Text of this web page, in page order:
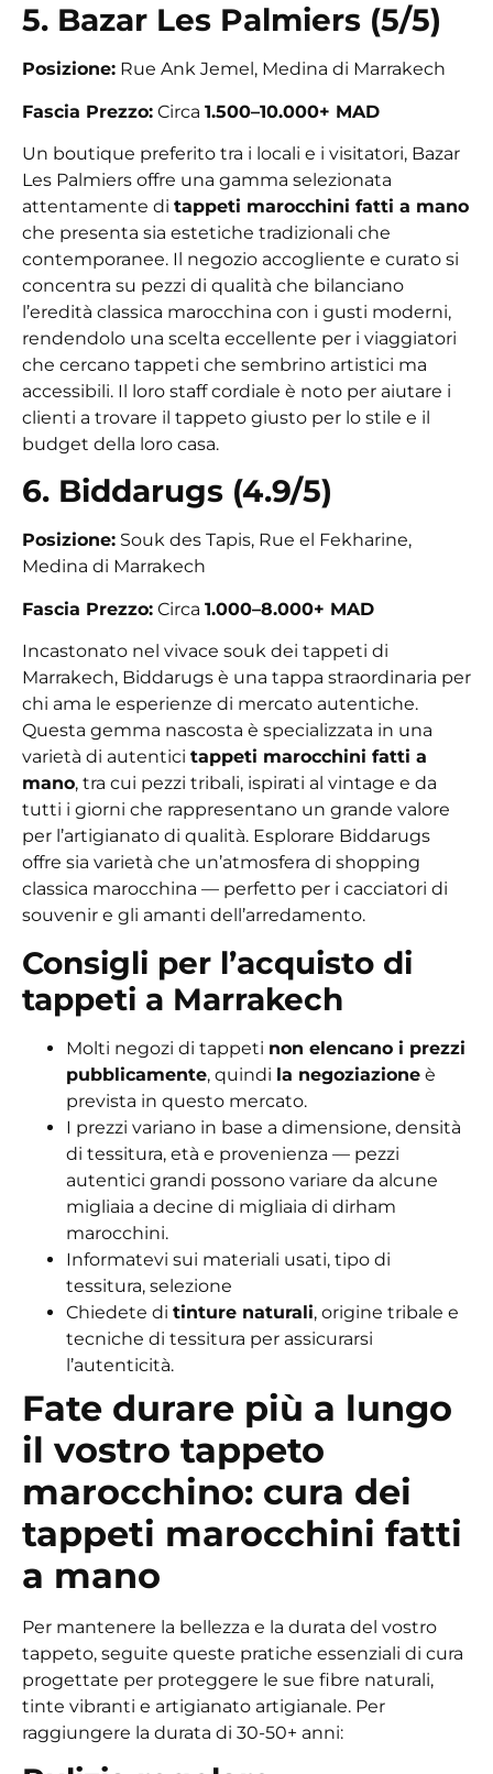
5. Bazar Les Palmiers (5/5)
Posizione: Rue Ank Jemel, Medina di Marrakech
Fascia Prezzo: Circa 1.500–10.000+ MAD
Un boutique preferito tra i locali e i visitatori, Bazar
Les Palmiers offre una gamma selezionata
attentamente di tappeti marocchini fatti a mano
che presenta sia estetiche tradizionali che
contemporanee. Il negozio accogliente e curato si
concentra su pezzi di qualità che bilanciano
l’eredità classica marocchina con i gusti moderni,
rendendolo una scelta eccellente per i viaggiatori
che cercano tappeti che sembrino artistici ma
accessibili. Il loro staff cordiale è noto per aiutare i
clienti a trovare il tappeto giusto per lo stile e il
budget della loro casa.
6. Biddarugs (4.9/5)
Posizione: Souk des Tapis, Rue el Fekharine,
Medina di Marrakech
Fascia Prezzo: Circa 1.000–8.000+ MAD
Incastonato nel vivace souk dei tappeti di
Marrakech, Biddarugs è una tappa straordinaria per
chi ama le esperienze di mercato autentiche.
Questa gemma nascosta è specializzata in una
varietà di autentici tappeti marocchini fatti a
mano, tra cui pezzi tribali, ispirati al vintage e da
tutti i giorni che rappresentano un grande valore
per l’artigianato di qualità. Esplorare Biddarugs
offre sia varietà che un’atmosfera di shopping
classica marocchina — perfetto per i cacciatori di
souvenir e gli amanti dell’arredamento.
Consigli per l’acquisto di
tappeti a Marrakech
Molti negozi di tappeti non elencano i prezzi
pubblicamente, quindi la negoziazione è
prevista in questo mercato.
I prezzi variano in base a dimensione, densità
di tessitura, età e provenienza — pezzi
autentici grandi possono variare da alcune
migliaia a decine di migliaia di dirham
marocchini.
Informatevi sui materiali usati, tipo di
tessitura, selezione
Chiedete di tinture naturali, origine tribale e
tecniche di tessitura per assicurarsi
l’autenticità.
Fate durare più a lungo
il vostro tappeto
marocchino: cura dei
tappeti marocchini fatti
a mano
Per mantenere la bellezza e la durata del vostro
tappeto, seguite queste pratiche essenziali di cura
progettate per proteggere le sue fibre naturali,
tinte vibranti e artigianato artigianale. Per
raggiungere la durata di 30-50+ anni: